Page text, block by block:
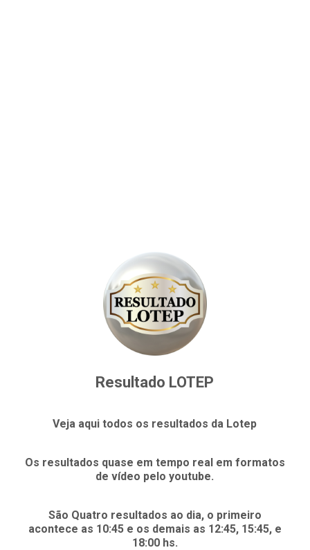
Resultado LOTEP
Veja aqui todos os resultados da Lotep
Os resultados quase em tempo real em formatos
de vídeo pelo youtube.
São Quatro resultados ao dia, o primeiro
acontece as 10:45 e os demais as 12:45, 15:45, e
18:00 hs.